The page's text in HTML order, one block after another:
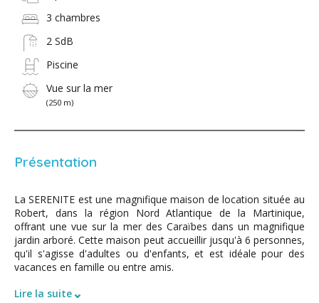
3 chambres
2 SdB
Piscine
Vue sur la mer
(250 m)
Présentation
La SERENITE est une magnifique maison de location située au
Robert, dans la région Nord Atlantique de la Martinique,
offrant une vue sur la mer des Caraïbes dans un magnifique
jardin arboré. Cette maison peut accueillir jusqu'à 6 personnes,
qu'il s'agisse d'adultes ou d'enfants, et est idéale pour des
vacances en famille ou entre amis.
Lire la suite⌄